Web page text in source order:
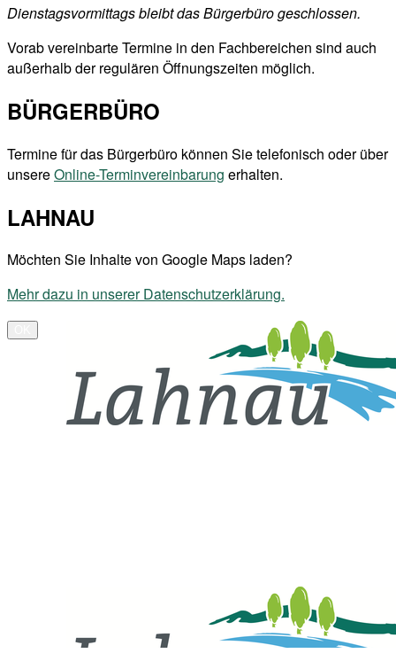
Dienstagsvormittags bleibt das Bürgerbüro geschlossen.
Vorab vereinbarte Termine in den Fachbereichen sind auch
außerhalb der regulären Öffnungszeiten möglich.
BÜRGERBÜRO
Termine für das Bürgerbüro können Sie telefonisch oder über
unsereOnline-Terminvereinbarung erhalten.
LAHNAU
Möchten Sie Inhalte von Google Maps laden?
Mehr dazu in unserer Datenschutzerklärung.